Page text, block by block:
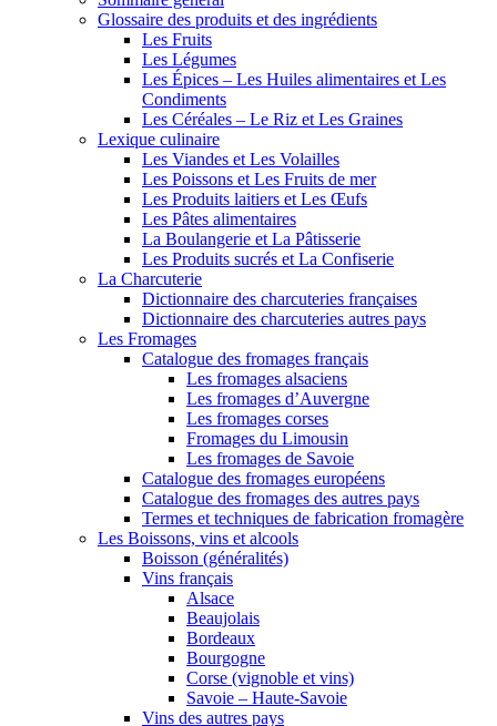
Glossaire des produits et des ingrédients
Les Fruits
Les Légumes
Les Épices – Les Huiles alimentaires et Les
Condiments
Les Céréales – Le Riz et Les Graines
Lexique culinaire
Les Viandes et Les Volailles
Les Poissons et Les Fruits de mer
Les Produits laitiers et Les Œufs
Les Pâtes alimentaires
La Boulangerie et La Pâtisserie
Les Produits sucrés et La Confiserie
La Charcuterie
Dictionnaire des charcuteries françaises
Dictionnaire des charcuteries autres pays
Les Fromages
Catalogue des fromages français
Les fromages alsaciens
Les fromages d’Auvergne
Les fromages corses
Fromages du Limousin
Les fromages de Savoie
Catalogue des fromages européens
Catalogue des fromages des autres pays
Termes et techniques de fabrication fromagère
Les Boissons, vins et alcools
Boisson (généralités)
Vins français
Alsace
Beaujolais
Bordeaux
Bourgogne
Corse (vignoble et vins)
Savoie – Haute-Savoie
Vins des autres pays